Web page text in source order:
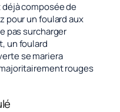
composée de
pour un foulard aux
pas surcharger
un foulard
se mariera
rouges